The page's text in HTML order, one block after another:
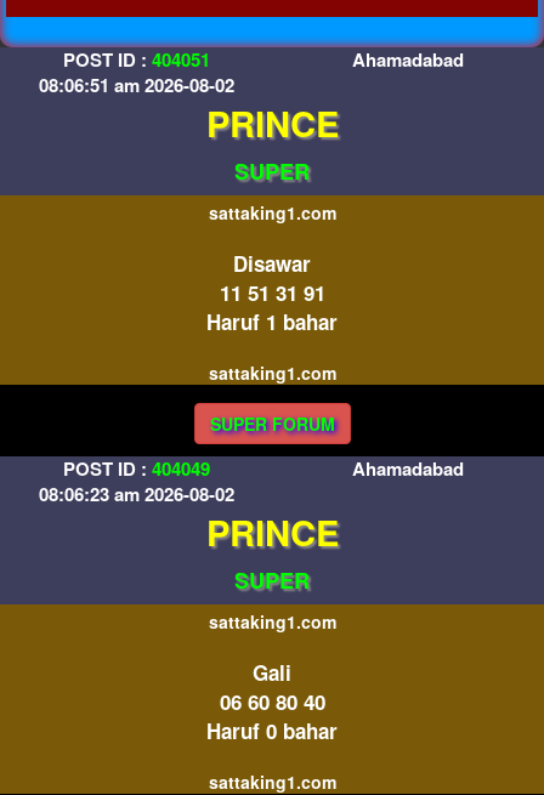
POST ID : 404051
08:06:51 am 2026-08-02
Ahamadabad
PRINCE
SUPER
sattaking1.com
Disawar
11 51 31 91
Haruf 1 bahar
sattaking1.com
SUPER FORUM
POST ID : 404049
08:06:23 am 2026-08-02
Ahamadabad
PRINCE
SUPER
sattaking1.com
Gali
06 60 80 40
Haruf 0 bahar
sattaking1.com